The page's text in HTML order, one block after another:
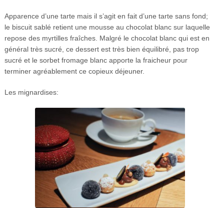
Apparence d’une tarte mais il s’agit en fait d’une tarte sans fond;
le biscuit sablé retient une mousse au chocolat blanc sur laquelle
repose des myrtilles fraîches. Malgré le chocolat blanc qui est en
général très sucré, ce dessert est très bien équilibré, pas trop
sucré et le sorbet fromage blanc apporte la fraicheur pour
terminer agréablement ce copieux déjeuner.
Les mignardises: